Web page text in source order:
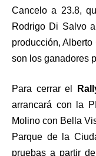
Cancelo a 23.8,
Rodrigo Di Salvo
producción,
son los ganadores
Para cerrar el
arrancará con la
Molino con Bella
Parque de la
pruebas a partir